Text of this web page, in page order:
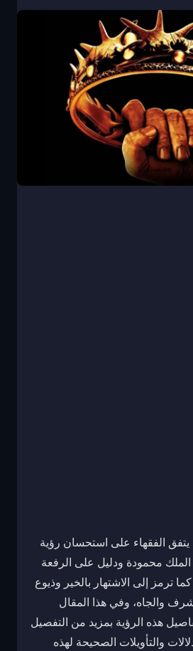
يتفق الفقهاء على استحسان رؤية
الملك محمودة ودليل على الرفعة
ترمز إلى الاشتهار بالخير وذيوع
والجاه، وفي هذا المقال
هذه الرؤية بمزيد من التفصيل
والتأويلات الصحيحة لهذه